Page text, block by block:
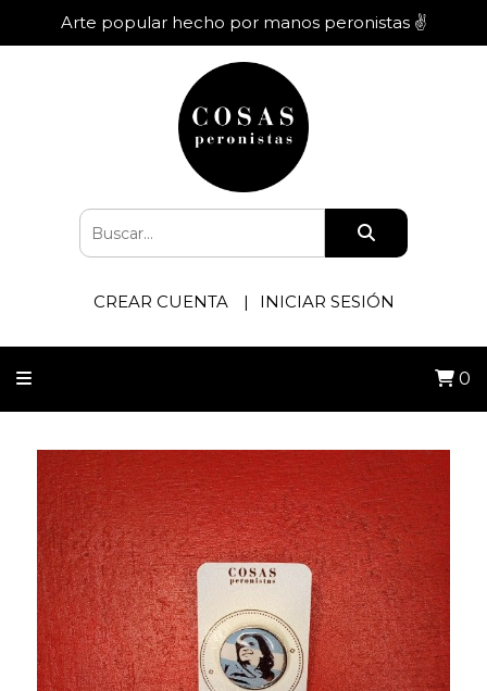
Arte popular hecho por manos peronistas ✌️
CREAR CUENTA INICIAR SESIÓN
0